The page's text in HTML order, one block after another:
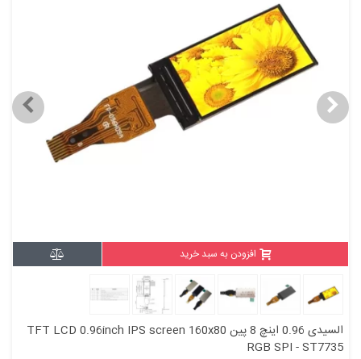
افزودن به سبد خرید
السیدی 0.96 اینچ 8 پین TFT LCD 0.96inch IPS screen 160x80
RGB SPI - ST7735